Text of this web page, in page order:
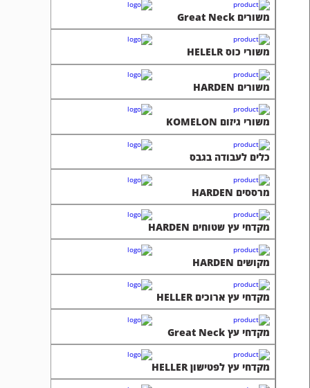
משורים Great Neck
משורי כוס HELELR
משורים HARDEN
משורי גיזום KOMELON
כלים לעבודה בגבס
מרססים HARDEN
מקדחי עץ שטוחים HARDEN
מקושים HARDEN
מקדחי עץ ארוכים HELLER
מקדחי עץ Great Neck
מקדחי עץ לפטישון HELLER